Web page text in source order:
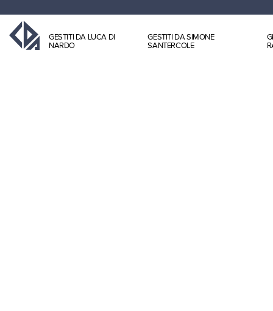
GESTITI DA LUCA DI
NARDO
GESTITI DA SIMONE
SANTERCOLE